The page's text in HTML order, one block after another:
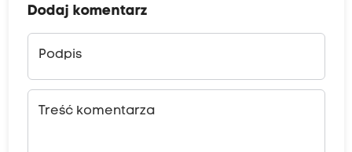
Dodaj komentarz
Podpis
Treść komentarza